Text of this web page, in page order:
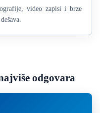
video zapisi i brze
odgovara